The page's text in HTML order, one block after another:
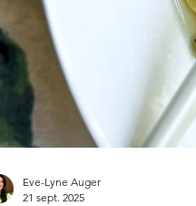
Eve-Lyne Auger
21 sept. 2025